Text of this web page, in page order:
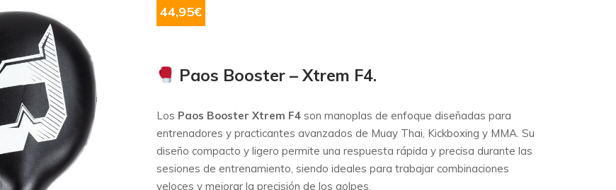
44,95€
Paos Booster – Xtrem F4.
Los Paos Booster Xtrem F4son manoplas de enfoque diseñadas para
entrenadores y practicantes avanzados de Muay Thai, Kickboxing y MMA. Su
diseño compacto y ligero permite una respuesta rápida y precisa durante las
sesiones de entrenamiento, siendo ideales para trabajar combinaciones
veloces y mejorar la precisión de los golpes.